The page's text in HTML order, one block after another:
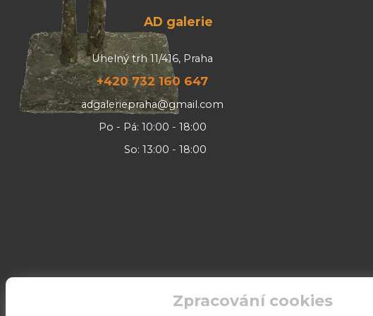
AD galerie
Uhelný trh 11/416, Praha
+420 732 160 647
adgaleriepraha@gmail.com
Po - Pá: 10:00 - 18:00
So: 13:00 - 18:00
Zpracování cookies